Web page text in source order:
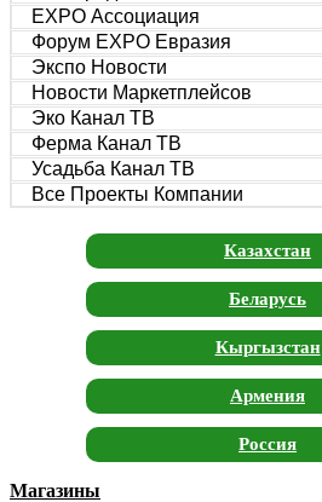
EXPO Ассоциация
Форум EXPO Евразия
Экспо Новости
Новости Маркетплейсов
Эко Канал ТВ
Ферма Канал ТВ
Усадьба Канал ТВ
Все Проекты Компании
Казахстан
Беларусь
Кыргызстан
Армения
Россия
Магазины